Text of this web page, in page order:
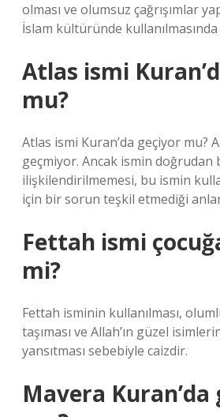
olması ve olumsuz çağrışımlar
İslam kültüründe
Atlas ismi
mu?
Atlas ismi Kuran’da geçiyor mu?
geçmiyor. Ancak ismin doğrudan
ilişkilendirilmemesi, bu ismin
için bir sorun teşkil etmediği
Fettah ismi
mi?
Fettah isminin kullanılması,
taşıması ve Allah’ın güzel
yansıtması sebebiyle caizdir.
Mavera Kuran’da